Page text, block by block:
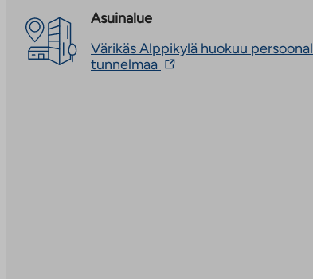
Asuinalue
Värikäs Alppikylä huokuu
tunnelmaa Linkki